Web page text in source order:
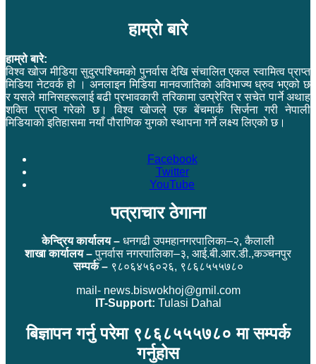
हाम्रो बारे
हाम्रो बारे:
विश्व खोज मीडिया सुदुरपश्चिमको पुनर्वास देखि संचालित एकल स्वामित्व प्राप्त
मिडिया नेटवर्क हो । अनलाइन मिडिया मानवजातिको अविभाज्य ध्रुव भएको छ
र यसले मानिसहरूलाई बढी प्रभावकारी तरिकामा उत्प्रेरित र सचेत पार्ने अथाह
शक्ति प्राप्त गरेको छ। विश्व खोजले एक बेंचमार्क सिर्जना गरी नेपाली
मिडियाको इतिहासमा नयाँ पौराणिक युगको स्थापना गर्ने लक्ष्य लिएको छ।
Facebook
Twitter
YouTube
पत्राचार ठेगाना
केन्द्रिय कार्यालय – धनगढी उपमहानगरपालिका–२, कैलाली
शाखा कार्यालय –पुनर्वास नगरपालिका–३, आई.बी.आर.डी.,कञ्चनपुर
सम्पर्क –९८०६४५६०२६, ९८६८५५५७८०
mail- news.biswokhoj@gmil.com
IT-Support: Tulasi Dahal
बिज्ञापन गर्नु परेमा ९८६८५५५७८० मा सम्पर्क
गर्नुहोस